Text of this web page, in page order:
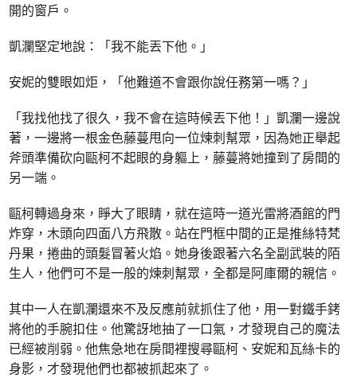
開的窗戶。
凱瀾堅定地說：「我不能丟下他。」
安妮的雙眼如炬，「他難道不會跟你說任務第一嗎？」
「我找他找了很久，我不會在這時候丟下他！」凱瀾一邊說
著，一邊將一根金色藤蔓甩向一位煉刺幫眾，因為她正舉起
斧頭準備砍向甌柯不起眼的身軀上，藤蔓將她撞到了房間的
另一端。
甌柯轉過身來，睜大了眼睛，就在這時一道光雷將酒館的門
炸穿，木頭向四面八方飛散。站在門框中間的正是推絲特梵
丹果，捲曲的頭髮冒著火焰。她身後跟著六名全副武裝的陌
生人，他們可不是一般的煉刺幫眾，全都是阿庫爾的親信。
其中一人在凱瀾還來不及反應前就抓住了他，用一對鐵手銬
將他的手腕扣住。他驚訝地抽了一口氣，才發現自己的魔法
已經被削弱。他焦急地在房間裡搜尋甌柯、安妮和瓦絲卡的
身影，才發現他們也都被抓起來了。